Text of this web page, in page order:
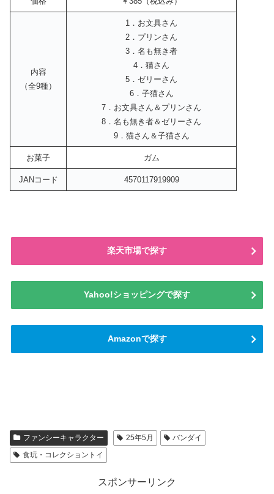
内容
（全9種）
1．お文具さん
2．プリンさん
3．名も無き者
4．猫さん
5．ゼリーさん
6．子猫さん
7．お文具さん＆プリンさん
8．名も無き者＆ゼリーさん
9．猫さん＆子猫さん
お菓子 ガム
JANコード 4570117919909
楽天市場で探す
Yahoo!ショッピングで探す
Amazonで探す
ファンシーキャラクター 25年5月
バンダイ
食玩・コレクショントイ
スポンサーリンク